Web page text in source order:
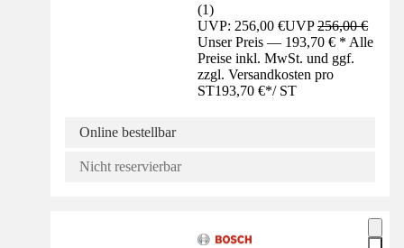
(1)
UVP: 256,00 €UVP256,00 €
Unser Preis — 193,70 € * Alle
Preise inkl. MwSt. und ggf.
zzgl. Versandkosten pro
ST193,70 €*/ ST
Online bestellbar
Nicht reservierbar